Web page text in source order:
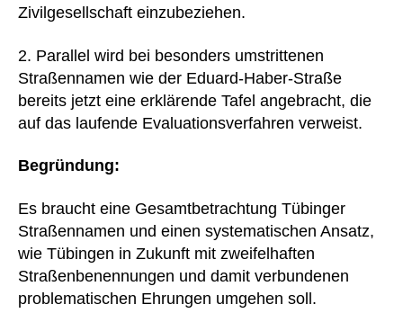
Zivilgesellschaft einzubeziehen.
2. Parallel wird bei besonders umstrittenen
Straßennamen wie der Eduard-Haber-Straße
bereits jetzt eine erklärende Tafel angebracht, die
auf das laufende Evaluationsverfahren verweist.
Begründung:
Es braucht eine Gesamtbetrachtung Tübinger
Straßennamen und einen systematischen Ansatz,
wie Tübingen in Zukunft mit zweifelhaften
Straßenbenennungen und damit verbundenen
problematischen Ehrungen umgehen soll.